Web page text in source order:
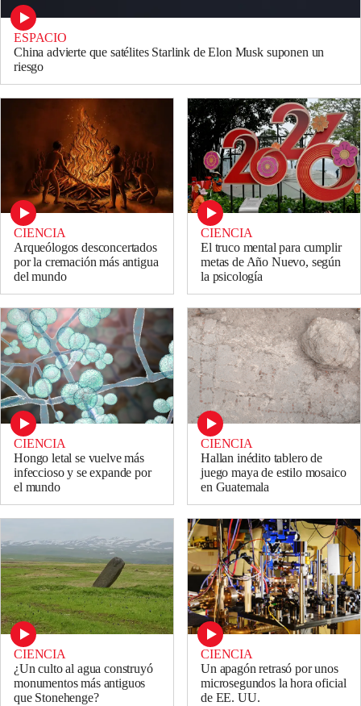
ESPACIO
China advierte que satélites Starlink de Elon Musk suponen un
riesgo
CIENCIA
Arqueólogos desconcertados
por la cremación más antigua
del mundo
CIENCIA
El truco mental para cumplir
metas de Año Nuevo, según
la psicología
CIENCIA
Hongo letal se vuelve más
infeccioso y se expande por
el mundo
CIENCIA
Hallan inédito tablero de
juego maya de estilo mosaico
en Guatemala
CIENCIA
¿Un culto al agua construyó
monumentos más antiguos
que Stonehenge?
CIENCIA
Un apagón retrasó por unos
microsegundos la hora oficial
de EE. UU.